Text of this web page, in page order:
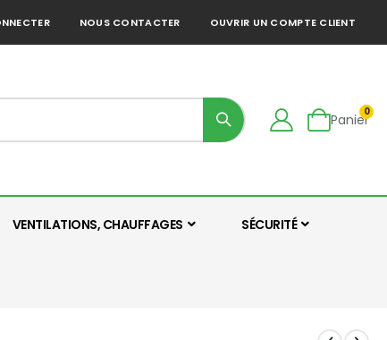
NOUS CONTACTER OUVRIR UN COMPTE CLIENT
Panier
0
VENTILATIONS, CHAUFFAGES SÉCURITÉ